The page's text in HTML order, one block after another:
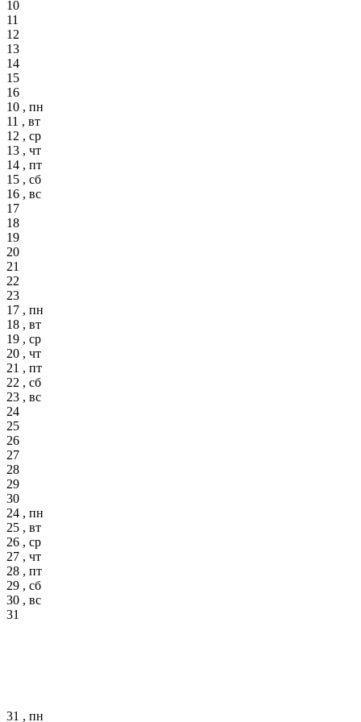
10
11
12
13
14
15
16
10 , пн
11 , вт
12 , ср
13 , чт
14 , пт
15 , сб
16 , вс
17
18
19
20
21
22
23
17 , пн
18 , вт
19 , ср
20 , чт
21 , пт
22 , сб
23 , вс
24
25
26
27
28
29
30
24 , пн
25 , вт
26 , ср
27 , чт
28 , пт
29 , сб
30 , вс
31
31 , пн